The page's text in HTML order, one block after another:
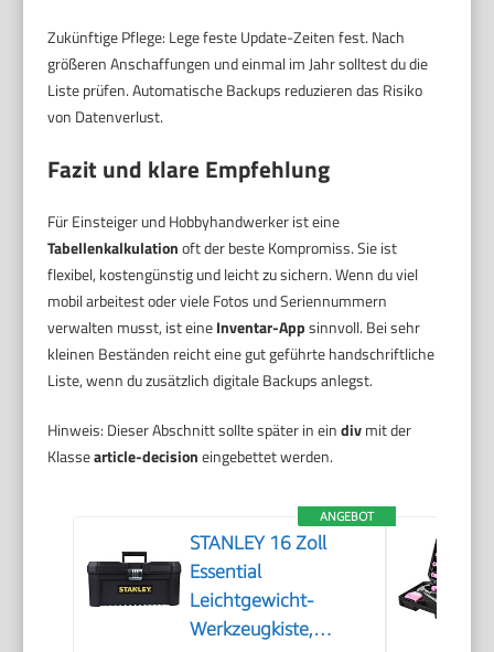
Zukünftige Pflege: Lege feste Update-Zeiten fest. Nach
größeren Anschaffungen und einmal im Jahr solltest du die
Liste prüfen. Automatische Backups reduzieren das Risiko
von Datenverlust.
Fazit und klare Empfehlung
Für Einsteiger und Hobbyhandwerker ist eine
Tabellenkalkulationoft der beste Kompromiss. Sie ist
flexibel, kostengünstig und leicht zu sichern. Wenn du viel
mobil arbeitest oder viele Fotos und Seriennummern
verwalten musst, ist eineInventar-Appsinnvoll. Bei sehr
kleinen Beständen reicht eine gut geführte handschriftliche
Liste, wenn du zusätzlich digitale Backups anlegst.
Hinweis: Dieser Abschnitt sollte später in eindivmit der
Klassearticle-decisioneingebettet werden.
ANGEBOT
STANLEY 16 Zoll
Essential
Leichtgewicht-
Werkzeugkiste,